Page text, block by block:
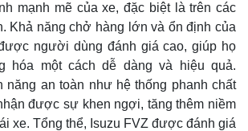
mạnh mẽ của xe, đặc biệt là trên các
Khả năng chở hàng lớn và ổn định của
người dùng đánh giá cao, giúp họ
hóa một cách dễ dàng và hiệu quả.
năng an toàn như hệ thống phanh chất
được sự khen ngợi, tăng thêm niềm
xe. Tổng thể, Isuzu FVZ được đánh giá